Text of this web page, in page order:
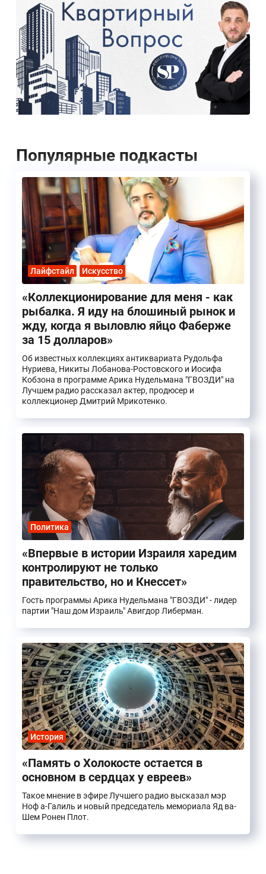
Популярные подкасты
Лайфстайл Искусство
«Коллекционирование для меня - как
рыбалка. Я иду на блошиный рынок и
жду, когда я выловлю яйцо Фаберже
за 15 долларов»
Об известных коллекциях антиквариата Рудольфа
Нуриева, Никиты Лобанова-Ростовского и Иосифа
Кобзона в программе Арика Нудельмана "ГВОЗДИ" на
Лучшем радио рассказал актер, продюсер и
коллекционер Дмитрий Мрикотенко.
Политика
«Впервые в истории Израиля харедим
контролируют не только
правительство, но и Кнессет»
Гость программы Арика Нудельмана "ГВОЗДИ" - лидер
партии "Наш дом Израиль" Авигдор Либерман.
История
«Память о Холокосте остается в
основном в сердцах у евреев»
Такое мнение в эфире Лучшего радио высказал мэр
Ноф а-Галиль и новый председатель мемориала Яд ва-
Шем Ронен Плот.